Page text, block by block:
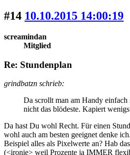
#14 10.10.2015 14:00:19
screamindan
Mitglied
Re: Stundenplan
grindbatzn schrieb:
Da scrollt man am Handy einfach
nicht das blödeste. Kapiert
Da hast Du wohl Recht. Für einen
wohl auch am besten geeignet denke
Beispiel alles als Pixelwerte an? Hab
(<ironie> weil Prozente ja IMMER